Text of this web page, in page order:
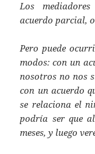
Los
acuerdo parcial,
Pero puede
modos: con un
nosotros no nos
con un acuerdo
se relaciona el
podría ser que
meses, y luego